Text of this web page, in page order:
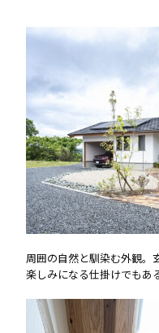
周囲の自然と馴染む外観。
楽しみになる仕掛けでもあ